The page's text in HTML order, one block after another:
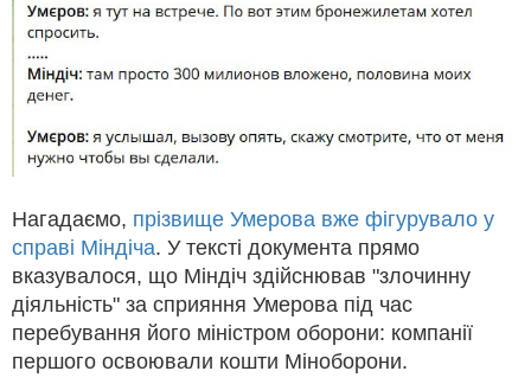
Нагадаємо, прізвище Умерова вже фігурувало у
справі Міндіча. У тексті документа прямо
вказувалося, що Міндіч здійснював "злочинну
діяльність" за сприяння Умерова під час
перебування його міністром оборони: компанії
першого освоювали кошти Міноборони.